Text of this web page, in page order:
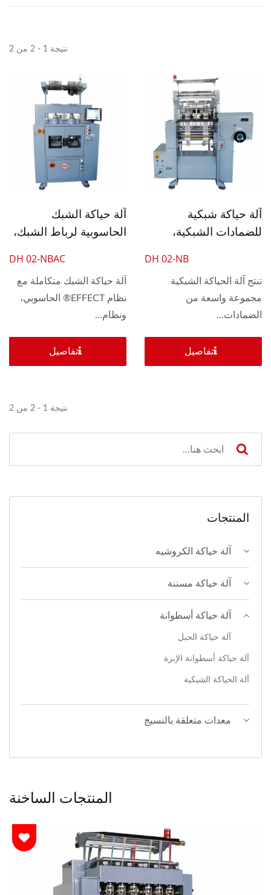
نتيجة 1 - 2 من 2
آلة حياكة شبكية
للضمادات الشبكية،
DH 02-NB
تنتج آلة الحياكة الشبكية
مجموعة واسعة من
الضمادات...
تفاصيل
آلة حياكة الشبك
الحاسوبية لرباط الشبك،
DH 02-NBAC
آلة حياكة الشبك متكاملة مع
نظام EFFECT® الحاسوبي،
ونظام...
تفاصيل
نتيجة 1 - 2 من 2
المنتجات
آلة حياكة الكروشيه
آلة حياكة مسننة
آلة حياكة أسطوانة
آلة حياكة الحبل
آلة حياكة أسطوانة الإبرة
آلة الحياكة الشبكية
معدات متعلقة بالنسيج
المنتجات الساخنة